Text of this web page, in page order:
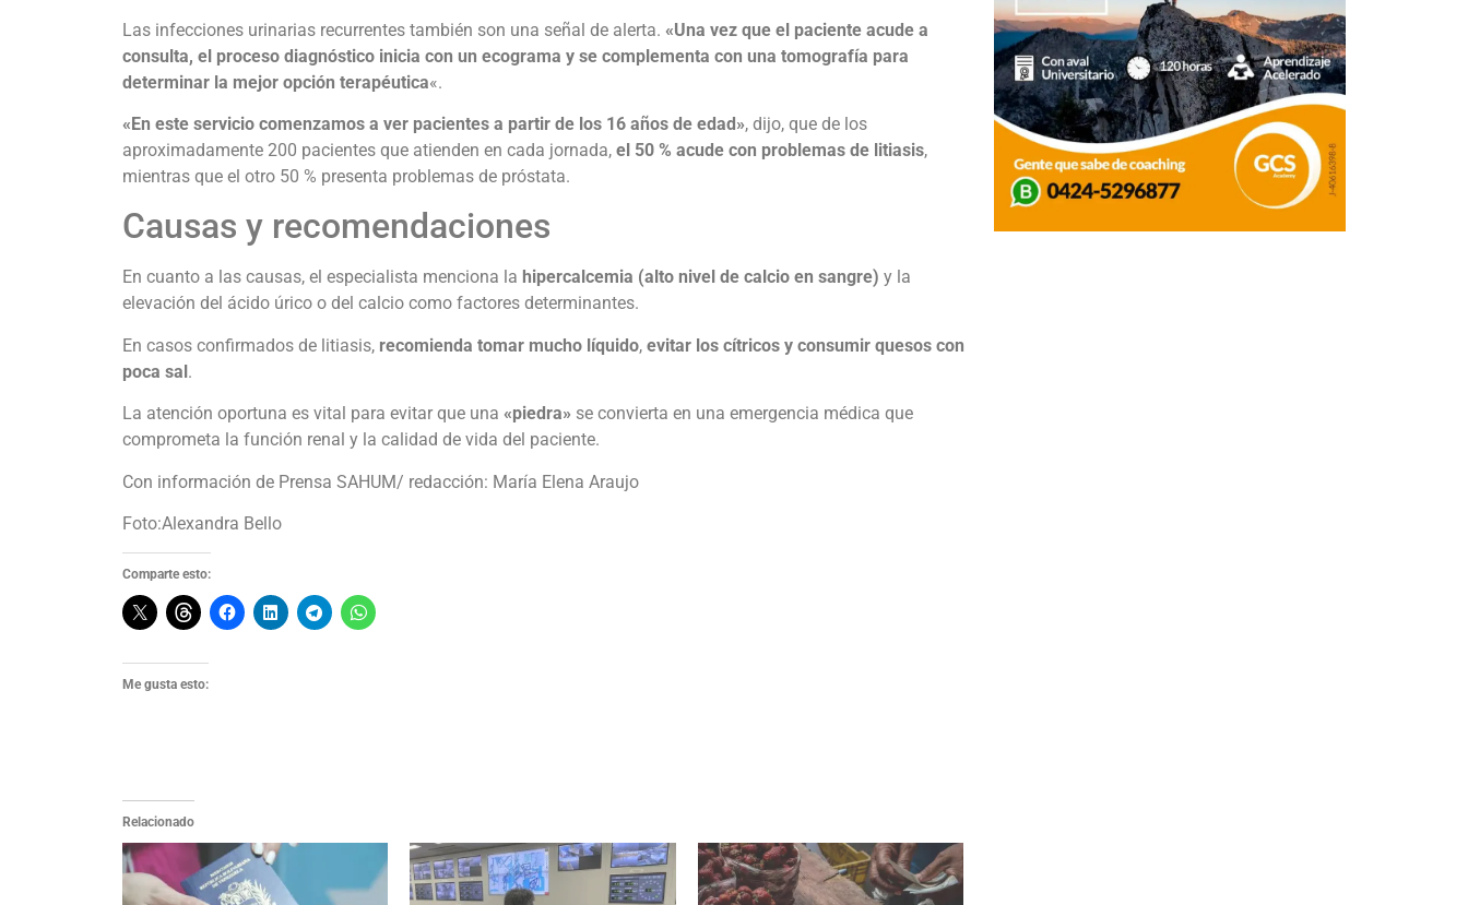
Las infecciones urinarias recurrentes también son una señal de alerta. «Una vez que el paciente acude a
consulta, el proceso diagnóstico inicia con un ecograma y se complementa con una tomografía para
determinar la mejor opción terapéutica«.
«En este servicio comenzamos a ver pacientes a partir de los 16 años de edad», dijo, que de los
aproximadamente 200 pacientes que atienden en cada jornada, el 50 % acude con problemas de litiasis,
mientras que el otro 50 % presenta problemas de próstata.
Causas y recomendaciones
En cuanto a las causas, el especialista menciona la hipercalcemia (alto nivel de calcio en sangre) y la
elevación del ácido úrico o del calcio como factores determinantes.
En casos confirmados de litiasis, recomienda tomar mucho líquido, evitar los cítricos y consumir quesos con
poca sal.
La atención oportuna es vital para evitar que una «piedra» se convierta en una emergencia médica que
comprometa la función renal y la calidad de vida del paciente.
Con información de Prensa SAHUM/ redacción: María Elena Araujo
Foto:Alexandra Bello
Comparte esto:
Me gusta esto:
Relacionado